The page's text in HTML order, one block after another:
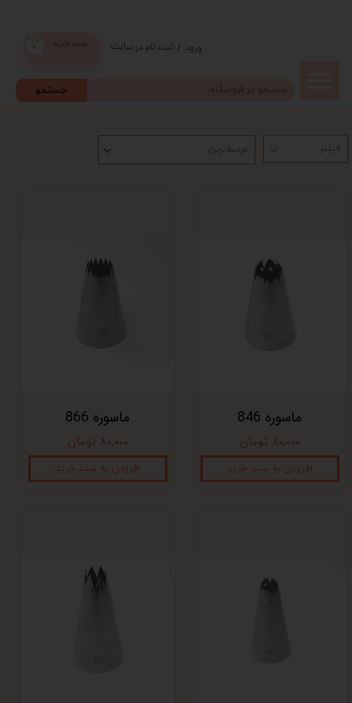
جستجو
سبد خرید ورود / ثبت نام در سایت
تغییر گذر مرتبط‌ترین
ماسوره 846
۸۰,۰۰۰ تومان
افزودن به سبد خرید
ماسوره 866
۸۰,۰۰۰ تومان
افزودن به سبد خرید